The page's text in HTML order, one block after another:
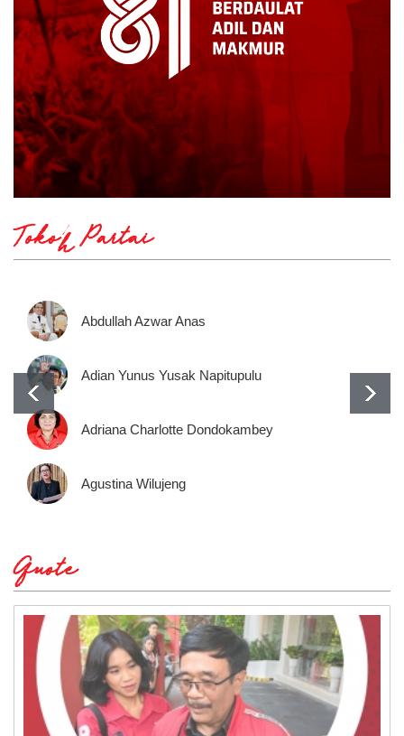
Tokoh Partai
Abdullah Azwar Anas
Adian Yunus Yusak Napitupulu
Adriana Charlotte Dondokambey
Agustina Wilujeng
Quote